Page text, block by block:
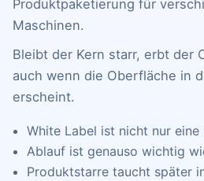
Produktpaketierung für
Maschinen.
Bleibt der Kern starr, erbt der
auch wenn die Oberfläche in
erscheint.
White Label ist nicht nur eine
Ablauf ist genauso wichtig
Produktstarre taucht später